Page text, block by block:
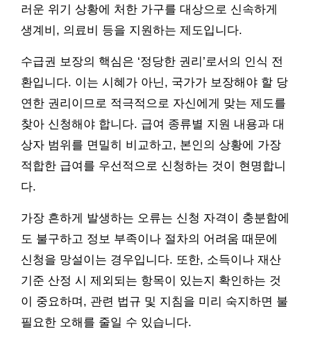
러운 위기 상황에 처한 가구를 대상으로 신속하게
생계비, 의료비 등을 지원하는 제도입니다.
수급권 보장의 핵심은 ‘정당한 권리’로서의 인식 전
환입니다. 이는 시혜가 아닌, 국가가 보장해야 할 당
연한 권리이므로 적극적으로 자신에게 맞는 제도를
찾아 신청해야 합니다. 급여 종류별 지원 내용과 대
상자 범위를 면밀히 비교하고, 본인의 상황에 가장
적합한 급여를 우선적으로 신청하는 것이 현명합니
다.
가장 흔하게 발생하는 오류는 신청 자격이 충분함에
도 불구하고 정보 부족이나 절차의 어려움 때문에
신청을 망설이는 경우입니다. 또한, 소득이나 재산
기준 산정 시 제외되는 항목이 있는지 확인하는 것
이 중요하며, 관련 법규 및 지침을 미리 숙지하면 불
필요한 오해를 줄일 수 있습니다.